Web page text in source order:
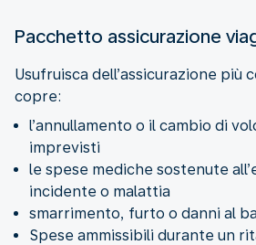
Pacchetto assicurazione
Usufruisca dell’assicurazione più
l’annullamento o il cambio di
imprevisti
le spese mediche sostenute
incidente o malattia
smarrimento, furto o danni al
Spese ammissibili durante un